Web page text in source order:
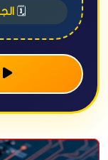
🗓️ الجمعة 20